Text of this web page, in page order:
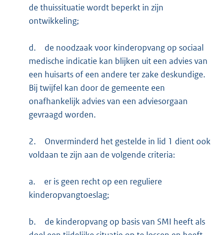
de thuissituatie wordt beperkt in zijn
ontwikkeling;
d.
de noodzaak voor kinderopvang op sociaal
medische indicatie kan blijken uit een advies van
een huisarts of een andere ter zake deskundige.
Bij twijfel kan door de gemeente een
onafhankelijk advies van een adviesorgaan
gevraagd worden.
2.
Onverminderd het gestelde in lid 1 dient ook
voldaan te zijn aan de volgende criteria:
a.
er is geen recht op een reguliere
kinderopvangtoeslag;
b.
de kinderopvang op basis van SMI heeft als